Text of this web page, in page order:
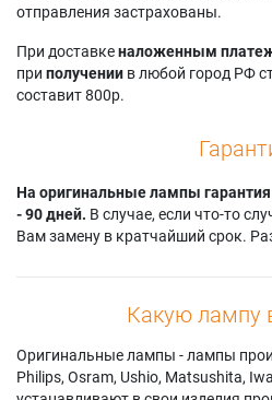
HL56A650C1F
отправления застрахованы.
При доставкеналоженным
при получении в любой город РФ
составит 800р.
На оригинальные лампы
- 90 дней. В случае, если что-то
Вам замену в кратчайший срок.
Какую лампу
Оригинальные лампы - лампы
Philips, Osram, Ushio, Matsushita,